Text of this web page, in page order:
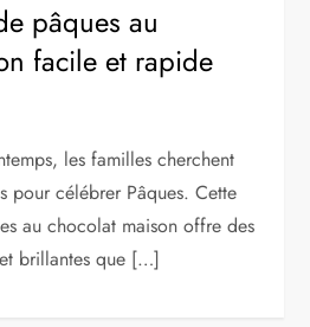
pâques au
facile et rapide
les familles cherchent
pour célébrer Pâques. Cette
au chocolat maison offre des
brillantes que […]